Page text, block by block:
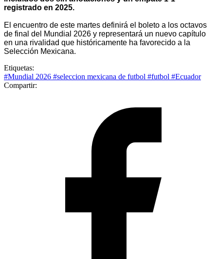
registrado en 2025.
El encuentro de este martes definirá el boleto a los octavos
de final del Mundial 2026 y representará un nuevo capítulo
en una rivalidad que históricamente ha favorecido a la
Selección Mexicana.
Etiquetas:
#Mundial 2026 #seleccion mexicana de futbol #futbol #Ecuador
Compartir: